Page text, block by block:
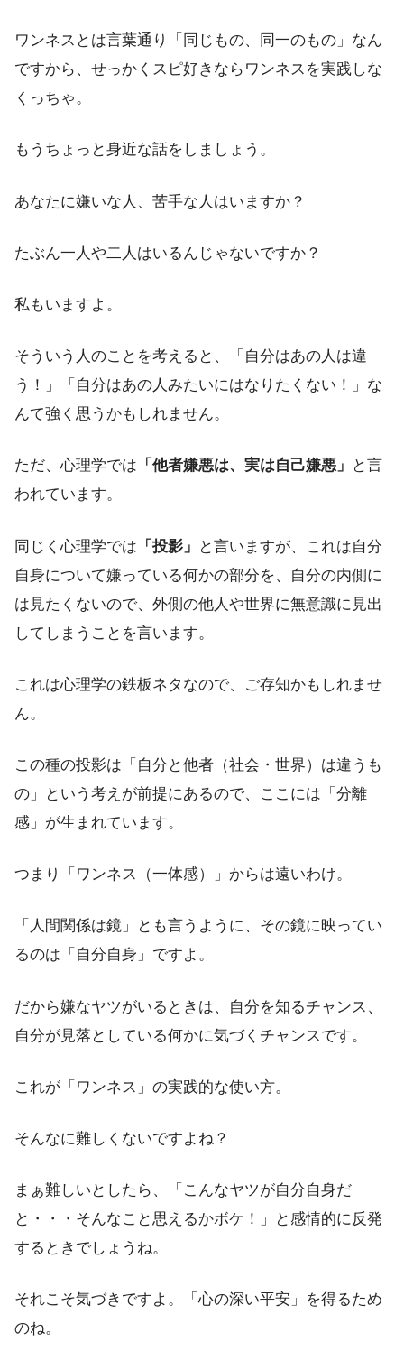
ワンネスとは言葉通り「同じもの、同一のもの」なん
ですから、せっかくスピ好きならワンネスを実践しな
くっちゃ。
もうちょっと身近な話をしましょう。
あなたに嫌いな人、苦手な人はいますか？
たぶん一人や二人はいるんじゃないですか？
私もいますよ。
そういう人のことを考えると、「自分はあの人は違
う！」「自分はあの人みたいにはなりたくない！」な
んて強く思うかもしれません。
ただ、心理学では 「他者嫌悪は、実は自己嫌悪」
と言
われています。
同じく心理学では 「投影」
と言いますが、これは自分
自身について嫌っている何かの部分を、自分の内側に
は見たくないので、外側の他人や世界に無意識に見出
してしまうことを言います。
これは心理学の鉄板ネタなので、ご存知かもしれませ
ん。
この種の投影は「自分と他者（社会・世界）は違うも
の」という考えが前提にあるので、ここには「分離
感」が生まれています。
つまり「ワンネス（一体感）」からは遠いわけ。
「人間関係は鏡」とも言うように、その鏡に映ってい
るのは「自分自身」ですよ。
だから嫌なヤツがいるときは、自分を知るチャンス、
自分が見落としている何かに気づくチャンスです。
これが「ワンネス」の実践的な使い方。
そんなに難しくないですよね？
まぁ難しいとしたら、「こんなヤツが自分自身だ
と・・・そんなこと思えるかボケ！」と感情的に反発
するときでしょうね。
それこそ気づきですよ。「心の深い平安」を得るため
のね。